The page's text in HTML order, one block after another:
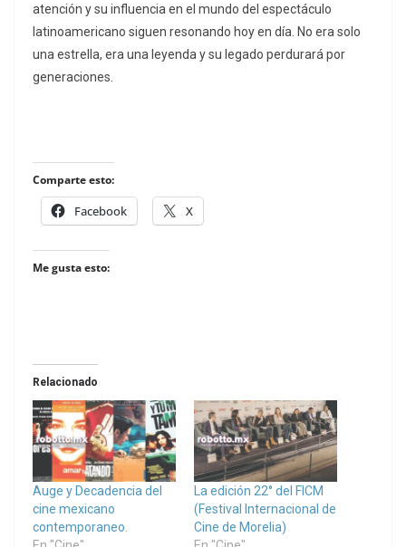
atención y su influencia en el mundo del espectáculo
latinoamericano siguen resonando hoy en día. No era solo
una estrella, era una leyenda y su legado perdurará por
generaciones.
Comparte esto:
Facebook X
Me gusta esto:
Relacionado
Auge y Decadencia del
cine mexicano
contemporaneo.
La edición 22° del FICM
(Festival Internacional de
Cine de Morelia)